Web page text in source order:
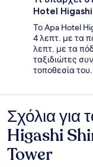
Hotel
Το Apa Hotel
4 λεπτ. με τα
λεπτ. με τα
ταξιδιώτες
τοποθεσία του.
Σχόλια
Σχόλια
Higashi
Tower